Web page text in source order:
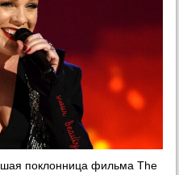
поклонница фильма The